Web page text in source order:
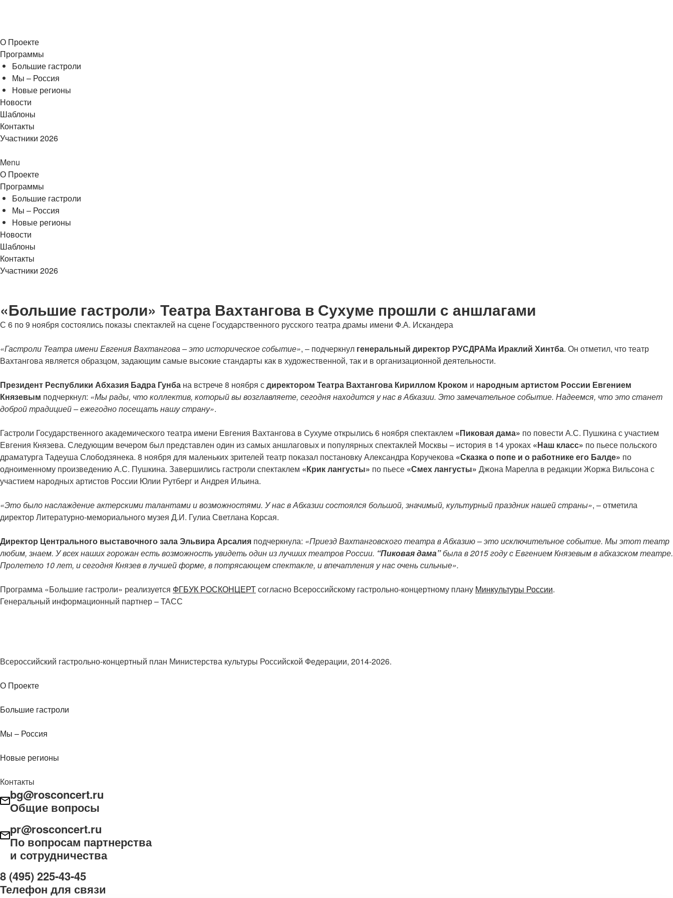
О Проекте
Программы
Большие гастроли
Мы – Россия
Новые регионы
Новости
Шаблоны
Контакты
Участники 2026
Menu
О Проекте
Программы
Большие гастроли
Мы – Россия
Новые регионы
Новости
Шаблоны
Контакты
Участники 2026
«Большие гастроли» Театра Вахтангова в Сухуме прошли с аншлагами
С 6 по 9 ноября состоялись показы спектаклей на сцене Государственного русского театра драмы имени Ф.А. Искандера
«Гастроли Театра имени Евгения Вахтангова – это историческое событие», – подчеркнул генеральный директор РУСДРАМа Ираклий Хинтба. Он отметил, что театр
Вахтангова является образцом, задающим самые высокие стандарты как в художественной, так и в организационной деятельности.
Президент Республики Абхазия Бадра Гунба на встрече 8 ноября сдиректором Театра Вахтангова Кириллом Кроком и народным артистом России Евгением
Князевым подчеркнул: «Мы рады, что коллектив, который вы возглавляете, сегодня находится у нас в Абхазии. Это замечательное событие. Надеемся, что это станет
доброй традицией – ежегодно посещать нашу страну».
Гастроли Государственного академического театра имени Евгения Вахтангова в Сухуме открылись 6 ноября спектаклем «Пиковая дама» по повести А.С. Пушкина с участием
Евгения Князева. Следующим вечером был представлен один из самых аншлаговых и популярных спектаклей Москвы – история в 14 уроках «Наш класс» по пьесе польского
драматурга Тадеуша Слободзянека. 8 ноября для маленьких зрителей театр показал постановку Александра Коручекова «Сказка о попе и о работнике его Балде» по
одноименному произведению А.С. Пушкина. Завершились гастроли спектаклем «Крик лангусты» по пьесе «Смех лангусты» Джона Марелла в редакции Жоржа Вильсона с
участием народных артистов России Юлии Рутберг и Андрея Ильина.
«Это было наслаждение актерскими талантами и возможностями. У нас в Абхазии состоялся большой, значимый, культурный праздник нашей страны», – отметила
директор Литературно-мемориального музея Д.И. Гулиа Светлана Корсая.
Директор Центрального выставочного зала Эльвира Арсалия подчеркнула: «Приезд Вахтанговского театра в Абхазию – это исключительное событие. Мы этот театр
любим, знаем. У всех наших горожан есть возможность увидеть один из лучших театров России. “Пиковая дама”была в 2015 году с Евгением Князевым в абхазском театре.
Пролетело 10 лет, и сегодня Князев в лучшей форме, в потрясающем спектакле, и впечатления у нас очень сильные».
Программа «Большие гастроли» реализуется ФГБУК РОСКОНЦЕРТсогласно Всероссийскому гастрольно-концертному плану Минкультуры России.
Генеральный информационный партнер – ТАСС
Всероссийский гастрольно-концертный план Министерства культуры Российской Федерации, 2014-2026.
О Проекте
Большие гастроли
Мы – Россия
Новые регионы
Контакты
bg@rosconcert.ru
Общие вопросы
pr@rosconcert.ru
По вопросам партнерства
и сотрудничества
8 (495) 225-43-45
Телефон для связи